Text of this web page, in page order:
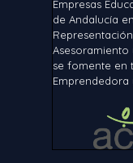
Empresas
de Andalucía
se fomente en